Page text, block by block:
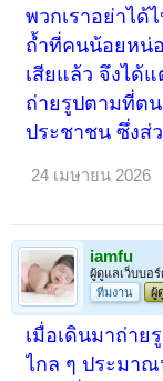
พวกเราอย่าได้
ถ้ำที่คนน้อยหน่
เสียแล้ว จึงได้
ถ่ายรูปตามที่ต
ประชาชน ซึ่งส่
24 เมษายน 2026
iamfu
ผู้ดูแลเว็บบอ
ทีมงาน
ผู้
เมื่อเดินมาถ่าย
ไกล ๆ ประมา